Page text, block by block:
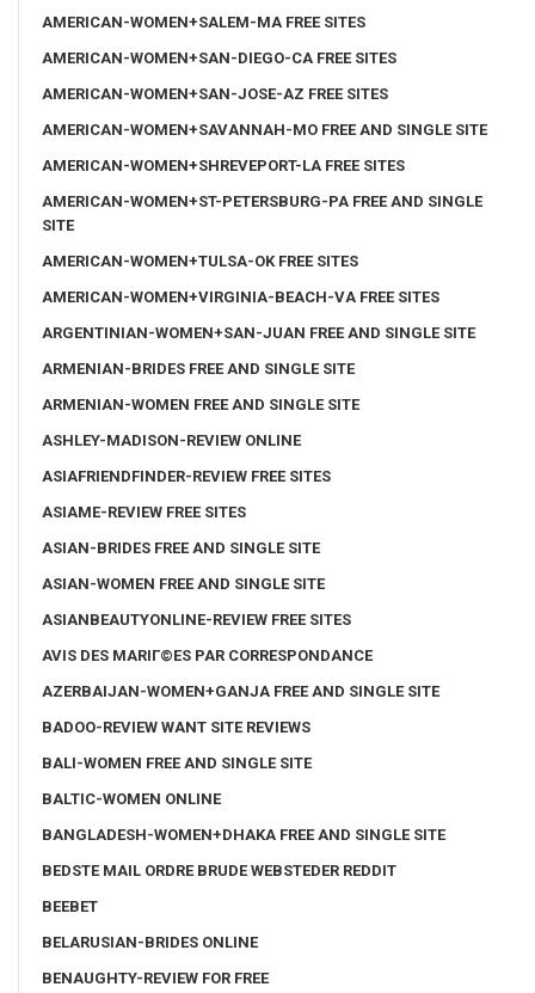
AMERICAN-WOMEN+SALEM-MA FREE SITES
AMERICAN-WOMEN+SAN-DIEGO-CA FREE SITES
AMERICAN-WOMEN+SAN-JOSE-AZ FREE SITES
AMERICAN-WOMEN+SAVANNAH-MO FREE AND SINGLE SITE
AMERICAN-WOMEN+SHREVEPORT-LA FREE SITES
AMERICAN-WOMEN+ST-PETERSBURG-PA FREE AND SINGLE
SITE
AMERICAN-WOMEN+TULSA-OK FREE SITES
AMERICAN-WOMEN+VIRGINIA-BEACH-VA FREE SITES
ARGENTINIAN-WOMEN+SAN-JUAN FREE AND SINGLE SITE
ARMENIAN-BRIDES FREE AND SINGLE SITE
ARMENIAN-WOMEN FREE AND SINGLE SITE
ASHLEY-MADISON-REVIEW ONLINE
ASIAFRIENDFINDER-REVIEW FREE SITES
ASIAME-REVIEW FREE SITES
ASIAN-BRIDES FREE AND SINGLE SITE
ASIAN-WOMEN FREE AND SINGLE SITE
ASIANBEAUTYONLINE-REVIEW FREE SITES
AVIS DES MARIГ©ES PAR CORRESPONDANCE
AZERBAIJAN-WOMEN+GANJA FREE AND SINGLE SITE
BADOO-REVIEW WANT SITE REVIEWS
BALI-WOMEN FREE AND SINGLE SITE
BALTIC-WOMEN ONLINE
BANGLADESH-WOMEN+DHAKA FREE AND SINGLE SITE
BEDSTE MAIL ORDRE BRUDE WEBSTEDER REDDIT
BEEBET
BELARUSIAN-BRIDES ONLINE
BENAUGHTY-REVIEW FOR FREE